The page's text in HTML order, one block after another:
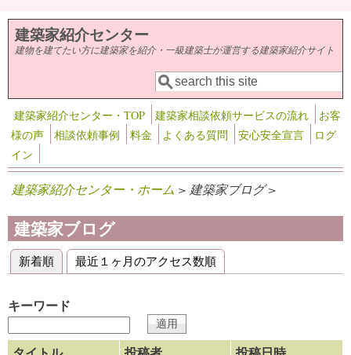
メインコンテンツに移動
建築家紹介センター
建物を建てたい方に建築家を紹介・一級建築士が運営する建築家紹介サイト
検索フォーム
検索
建築家紹介センター・TOP 建築家相談依頼サービスの流れ
お客
様の声
相談依頼事例 料金 よくある質問 安心安全宣言
ログ
イン
建築家紹介センター・ホーム > 建築家ブログ >
建築家ブログ
プライマリータブ
新着順 (アクティブなタブ)
最近１ヶ月のアクセス数順
キーワード